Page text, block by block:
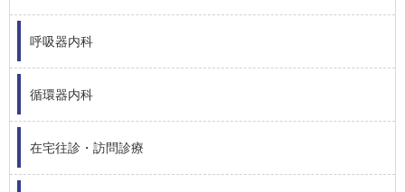
呼吸器内科
循環器内科
在宅往診・訪問診療